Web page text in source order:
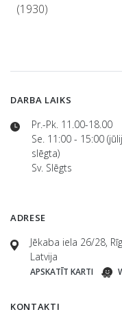
(1930)
DARBA LAIKS
Pr.-Pk. 11.00-18.00
Se. 11:00 - 15:00
slēgta)
Sv. Slēgts
ADRESE
Jēkaba iela 26/28,
Latvija
APSKATĪT KARTI
KONTAKTI